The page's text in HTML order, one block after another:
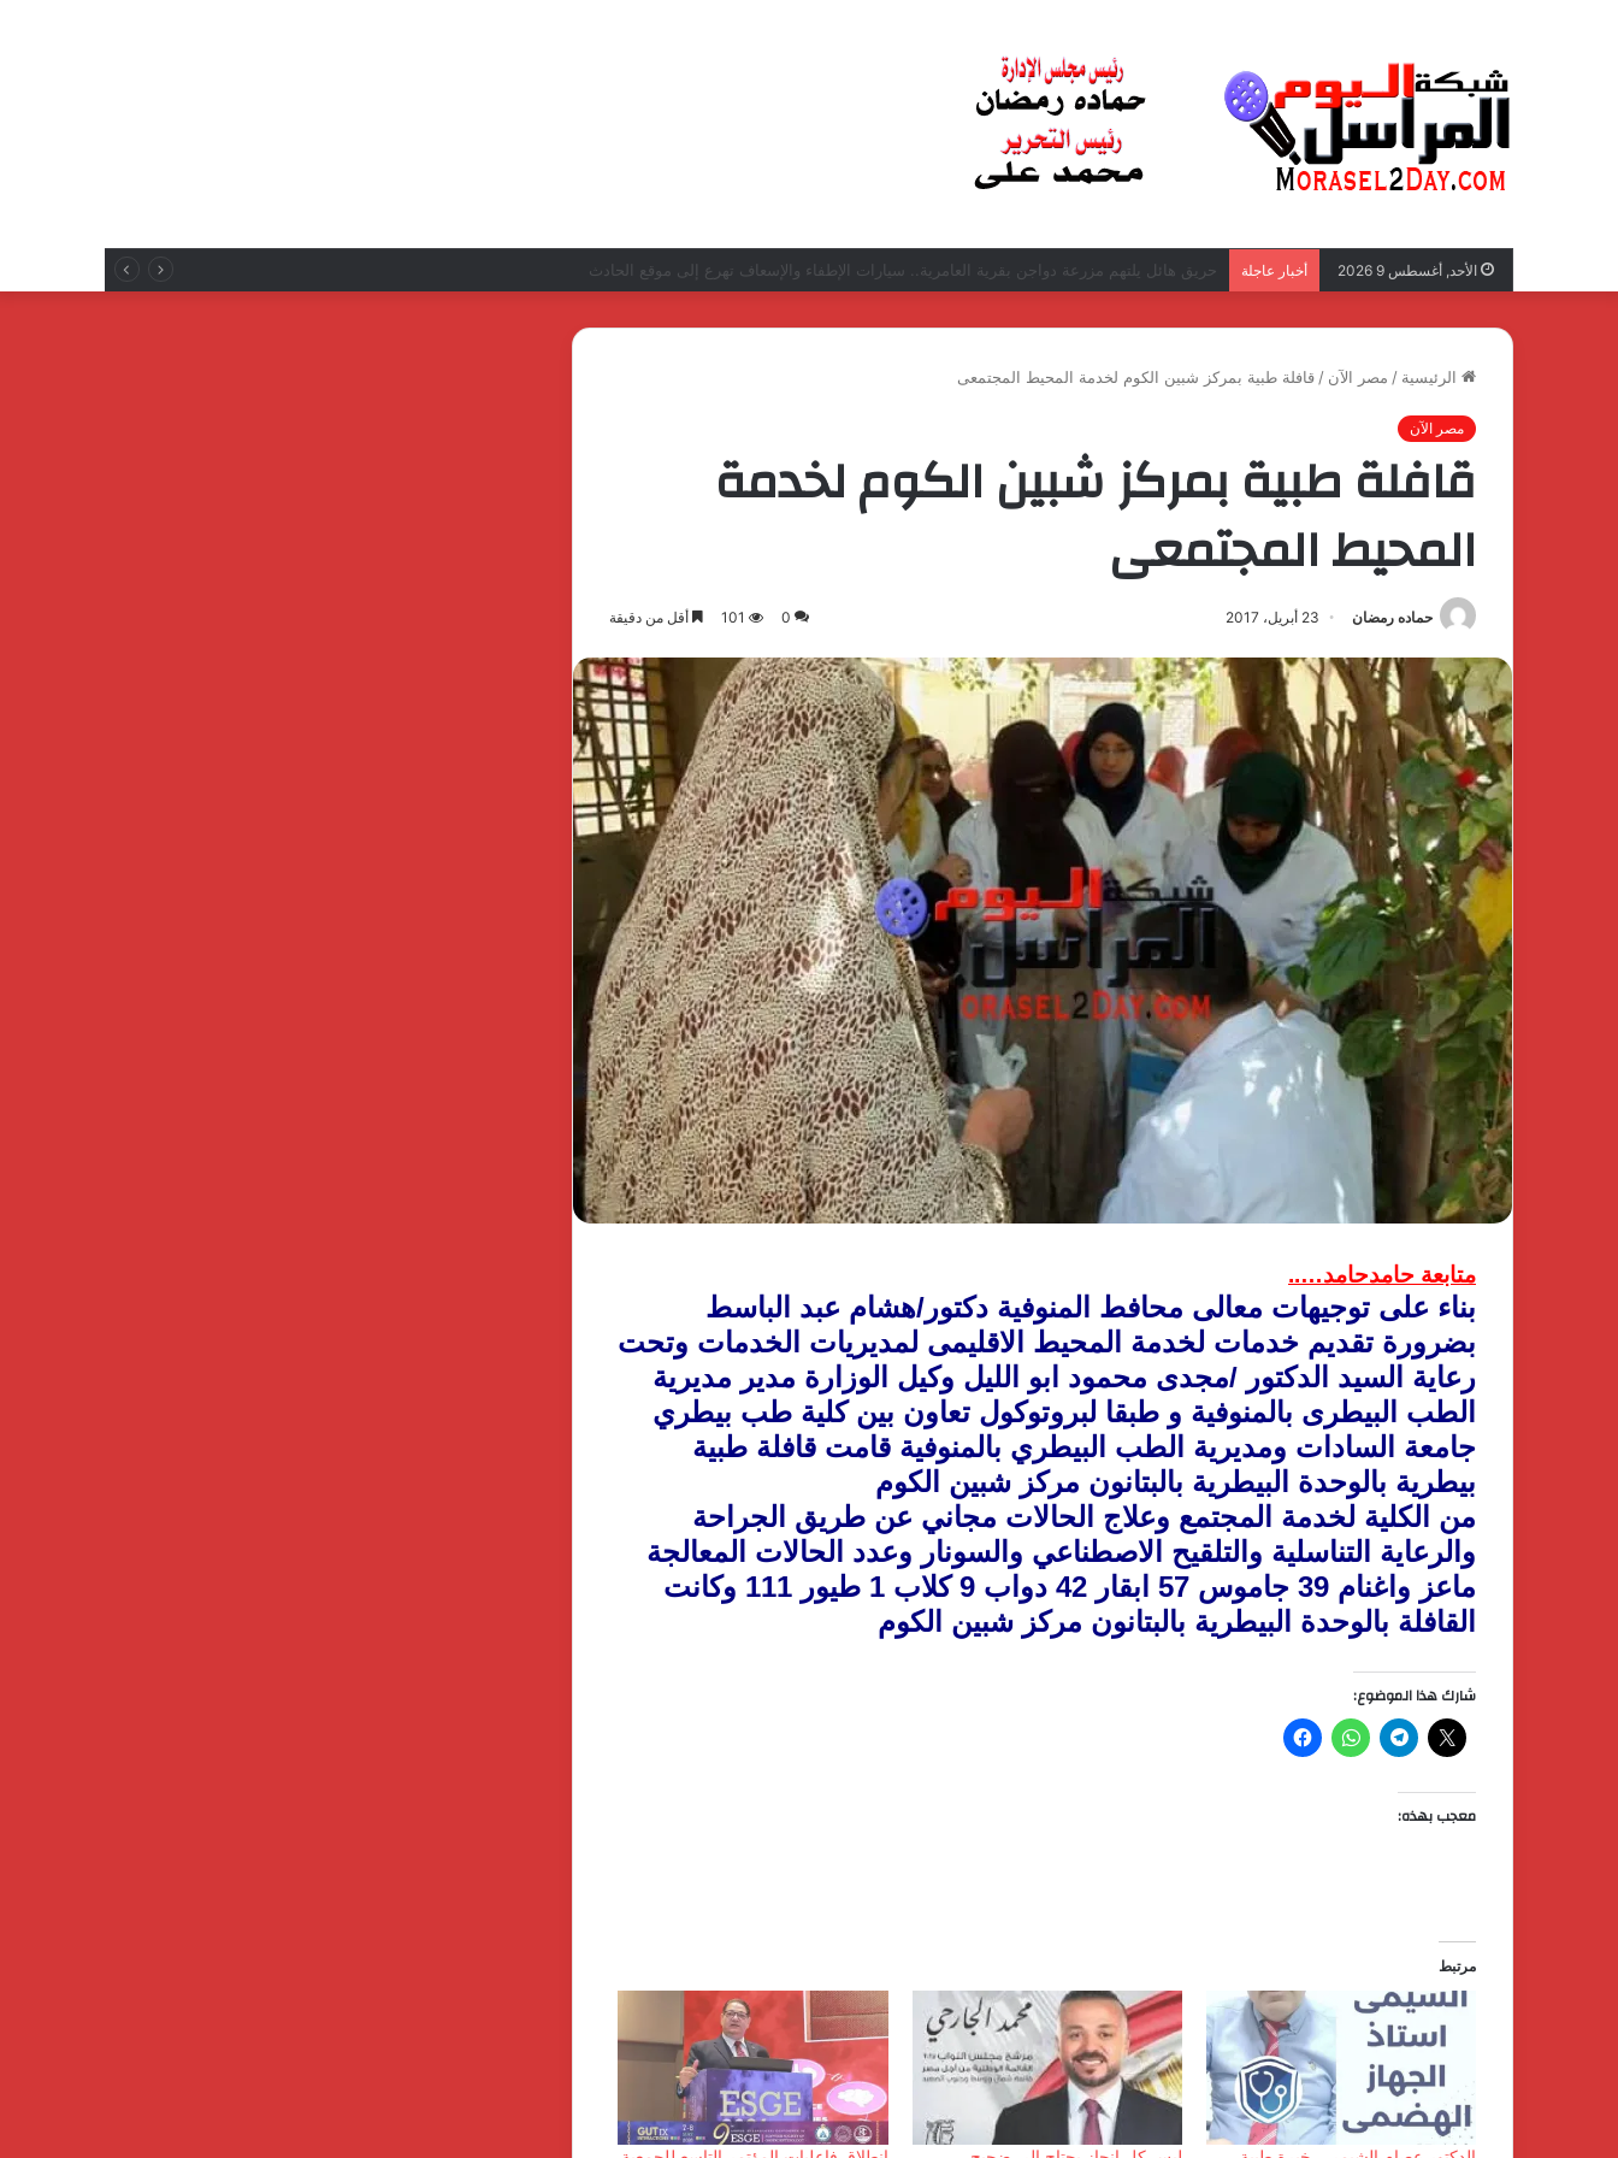
الأحد, أغسطس 9 2026 أخبار عاجلة المحاسب محمد نبيل عبد الغفار فولي.. قيادة إدارية ناجحة على رأس فرع إيرادات طامية
الرئيسية / مصر الآن / قافلة طبية بمركز شبين الكوم لخدمة المحيط المجتمعى
مصر الآن
قافلة طبية بمركز شبين الكوم لخدمة
المحيط المجتمعى
حماده رمضان 23 أبريل، 2017 0
101 أقل من دقيقة
متابعة حامدحامد…..
بناء على توجيهات معالى محافط المنوفية دكتور/هشام عبد الباسط
بضرورة تقديم خدمات لخدمة المحيط الاقليمى لمديريات الخدمات وتحت
رعاية السيد الدكتور /مجدى محمود ابو الليل وكيل الوزارة مدير مديرية
الطب البيطرى بالمنوفية و طبقا لبروتوكول تعاون بين كلية طب بيطري
جامعة السادات ومديرية الطب البيطري بالمنوفية قامت قافلة طبية
بيطرية بالوحدة البيطرية بالبتانون مركز شبين الكوم
من الكلية لخدمة المجتمع وعلاج الحالات مجاني عن طريق الجراحة
والرعاية التناسلية والتلقيح الاصطناعي والسونار وعدد الحالات المعالجة
ماعز واغنام 39 جاموس 57 ابقار 42 دواب 9 كلاب 1 طيور 111 وكانت
القافلة بالوحدة البيطرية بالبتانون مركز شبين الكوم
شارك هذا الموضوع:
معجب بهذه:
مرتبط